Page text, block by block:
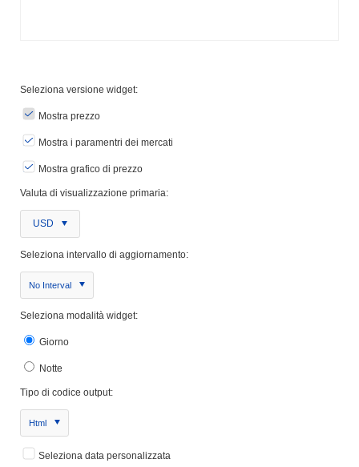
Seleziona versione widget:
Mostra prezzo
Mostra i paramentri dei mercati
Mostra grafico di prezzo
Valuta di visualizzazione primaria:
USD
Seleziona intervallo di aggiornamento:
No Interval
Seleziona modalità widget:
Giorno
Notte
Tipo di codice output:
Html
Seleziona data personalizzata